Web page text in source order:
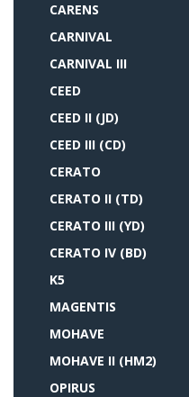
CARENS
CARNIVAL
CARNIVAL III
CEED
CEED II (JD)
CEED III (CD)
CERATO
CERATO II (TD)
CERATO III (YD)
CERATO IV (BD)
K5
MAGENTIS
MOHAVE
MOHAVE II (HM2)
OPIRUS